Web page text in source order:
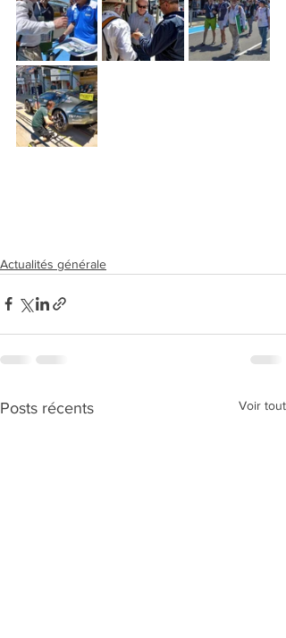
Actualités générale
Posts récents Voir tout